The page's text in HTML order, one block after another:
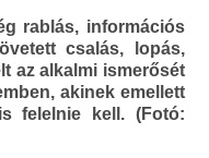
rablás, információs
csalás, lopás,
az alkalmi ismerősét
akinek emellett
felelnie kell. (Fotó: